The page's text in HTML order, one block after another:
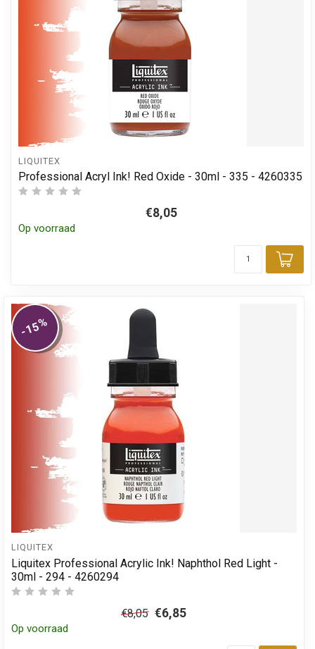
LIQUITEX
Professional Acryl Ink! Red Oxide - 30ml - 335 - 4260335
€8,05
Op voorraad
-15%
LIQUITEX
Liquitex Professional Acrylic Ink! Naphthol Red Light -
30ml - 294 - 4260294
€8,05 €6,85
Op voorraad